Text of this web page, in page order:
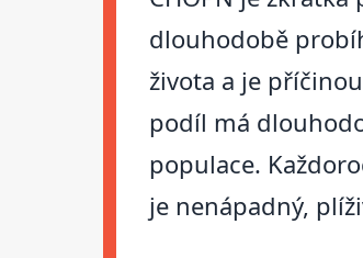
dlouhodobě
života a je
podíl má
populace.
je nenápadný,